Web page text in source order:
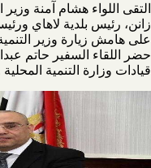
التقى اللواء هشام آمنة
على هامش زيارة وزير التنمية
حضر اللقاء السفير حاتم
قيادات وزارة التنمية